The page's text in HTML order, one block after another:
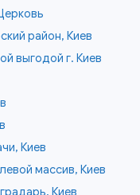
район, Киев
выгодой г. Киев
Киев
массив, Киев
Киев